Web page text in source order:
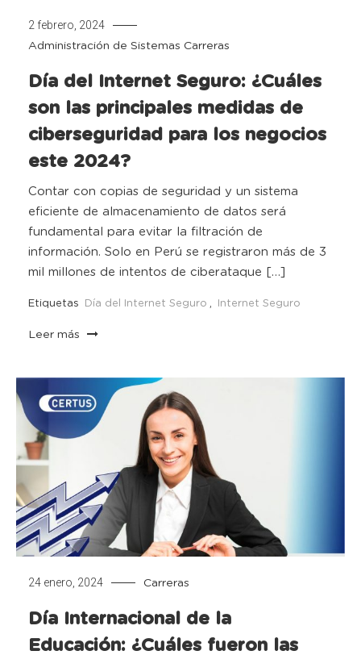
2 febrero, 2024
Administración de Sistemas Carreras
Día del Internet Seguro: ¿Cuáles
son las principales medidas de
ciberseguridad para los negocios
este 2024?
Contar con copias de seguridad y un sistema
eficiente de almacenamiento de datos será
fundamental para evitar la filtración de
información. Solo en Perú se registraron más de 3
mil millones de intentos de ciberataque […]
Etiquetas Día del Internet Seguro , Internet Seguro
Leer más
24 enero, 2024 Carreras
Día Internacional de la
Educación: ¿Cuáles fueron las